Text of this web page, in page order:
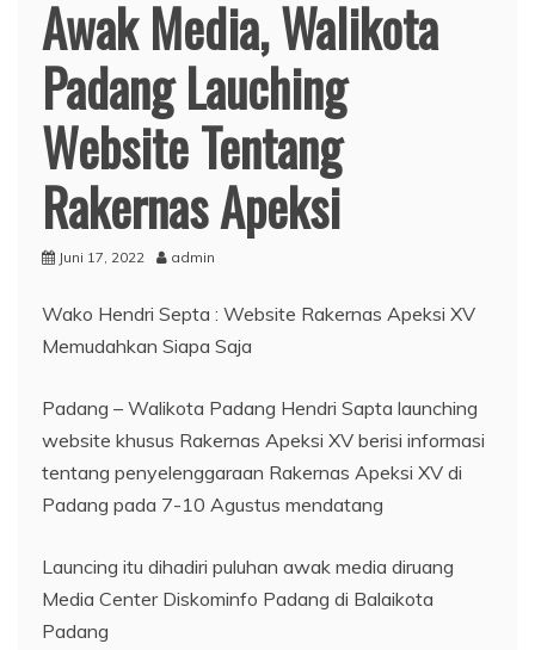
Awak Media, Walikota
Padang Lauching
Website Tentang
Rakernas Apeksi
Juni 17, 2022 admin
Wako Hendri Septa : Website Rakernas Apeksi XV
Memudahkan Siapa Saja
Padang – Walikota Padang Hendri Sapta launching
website khusus Rakernas Apeksi XV berisi informasi
tentang penyelenggaraan Rakernas Apeksi XV di
Padang pada 7-10 Agustus mendatang
Launcing itu dihadiri puluhan awak media diruang
Media Center Diskominfo Padang di Balaikota
Padang